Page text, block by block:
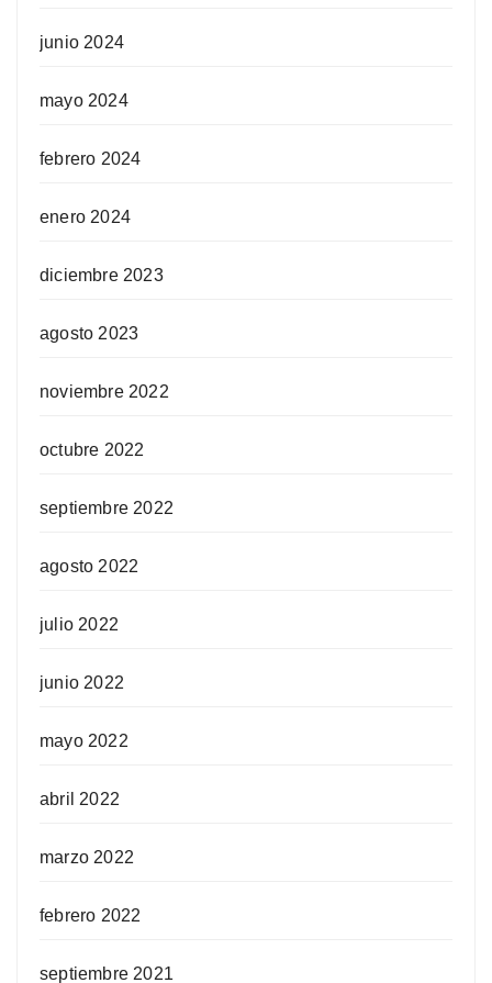
junio 2024
mayo 2024
febrero 2024
enero 2024
diciembre 2023
agosto 2023
noviembre 2022
octubre 2022
septiembre 2022
agosto 2022
julio 2022
junio 2022
mayo 2022
abril 2022
marzo 2022
febrero 2022
septiembre 2021